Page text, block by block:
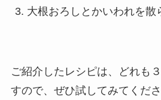
大根おろしとかいわれを散
ご紹介したレシピは、どれも
すので、ぜひ試してみてくださ